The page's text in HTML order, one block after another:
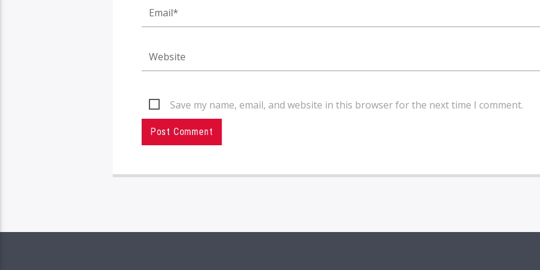
Save my name, email, and website in this browser for the next time I comment.